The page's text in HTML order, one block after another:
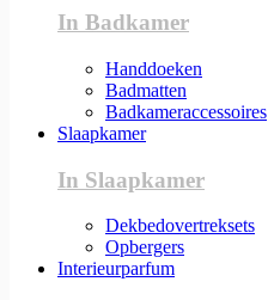
In Badkamer
Handdoeken
Badmatten
Badkameraccessoires
Slaapkamer
In Slaapkamer
Dekbedovertreksets
Opbergers
Interieurparfum